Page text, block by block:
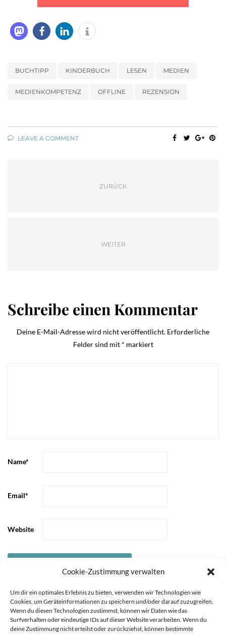
Cookie-Zustimmung verwalten
Um dir ein optimales Erlebnis zu bieten, verwenden wir Technologien wie
Cookies, um Geräteinformationen zu speichern und/oder darauf zuzugreifen.
Wenn du diesen Technologien zustimmst, können wir Daten wie das
Surfverhalten oder eindeutige IDs auf dieser Website verarbeiten. Wenn du
deine Zustimmung nicht erteilst oder zurückziehst, können bestimmte
BUCHTIPP KINDERBUCH LESEN MEDIEN
MEDIENKOMPETENZ OFFLINE REZENSION
LEAVE A COMMENT
ZURÜCK
WEITER
Schreibe einen Kommentar
Deine E-Mail-Adresse wird nicht veröffentlicht. Erforderliche
Felder sind mit * markiert
Name*
Email*
Website